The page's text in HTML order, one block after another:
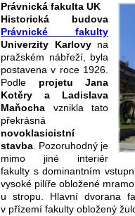
Právnická fakulta UK
Historická budova
Právnické fakulty
Univerzity Karlovyna
pražském nábřeží, byla
postavena v roce 1926.
Podle projetu Jana
Kotěry a Ladislava
Maňocha vznikla tato
překrásná
novoklasicistní
stavba. Pozoruhodný je
mimo jiné interiér
fakulty s dominantním
vysoké pilíře obložené
u stropu. Hlavní dvorana
v přízemí fakulty obložený